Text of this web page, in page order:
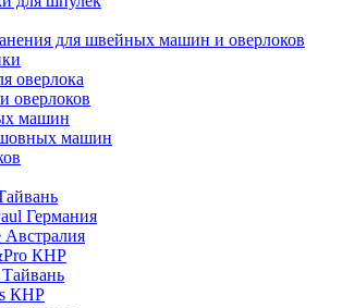
для швейных машин и оверлоков
оверлока
оверлоков
машин
машин
Германия
КНР
КНР